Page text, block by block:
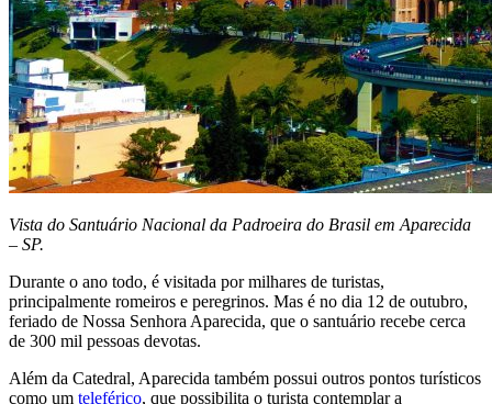
Vista do Santuário Nacional da Padroeira do Brasil em Aparecida
– SP.
Durante o ano todo, é visitada por milhares de turistas,
principalmente romeiros e peregrinos. Mas é no dia 12 de outubro,
feriado de Nossa Senhora Aparecida, que o santuário recebe cerca
de 300 mil pessoas devotas.
Além da Catedral, Aparecida também possui outros pontos turísticos
como um teleférico, que possibilita o turista contemplar a